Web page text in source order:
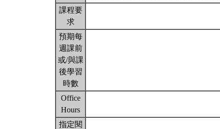
課程要
求
預期每
週課前
或/與課
後學習
時數
Office
Hours
指定閱